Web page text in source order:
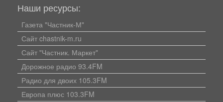
Наши ресурсы:
Газета "Частник-М"
Сайт chastnik-m.ru
Сайт "Частник. Маркет"
Дорожное радио 93.4FM
Радио для двоих 105.3FM
Европа плюс 103.3FM